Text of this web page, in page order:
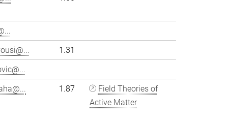
1.31
1.87
Field Theories of
Active Matter